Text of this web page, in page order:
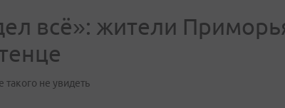
всё»: жители
такого не увидеть